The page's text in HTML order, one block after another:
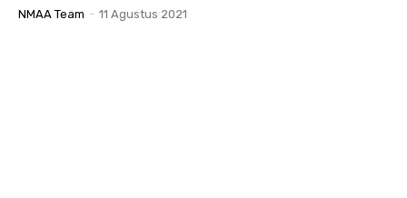
NMAA Team - 11 Agustus 2021